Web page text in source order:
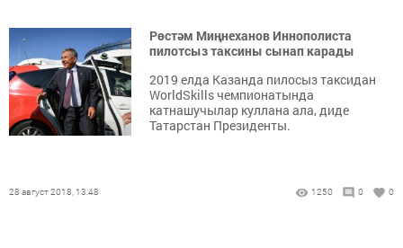
Рөстәм Миңнеханов Иннополиста
пилотсыз таксины сынап карады
2019 елда Казанда пилосыз таксидан
WorldSkills чемпионатында
катнашучылар куллана ала, диде
Татарстан Президенты.
28 август 2018, 13:48 1250 0 0